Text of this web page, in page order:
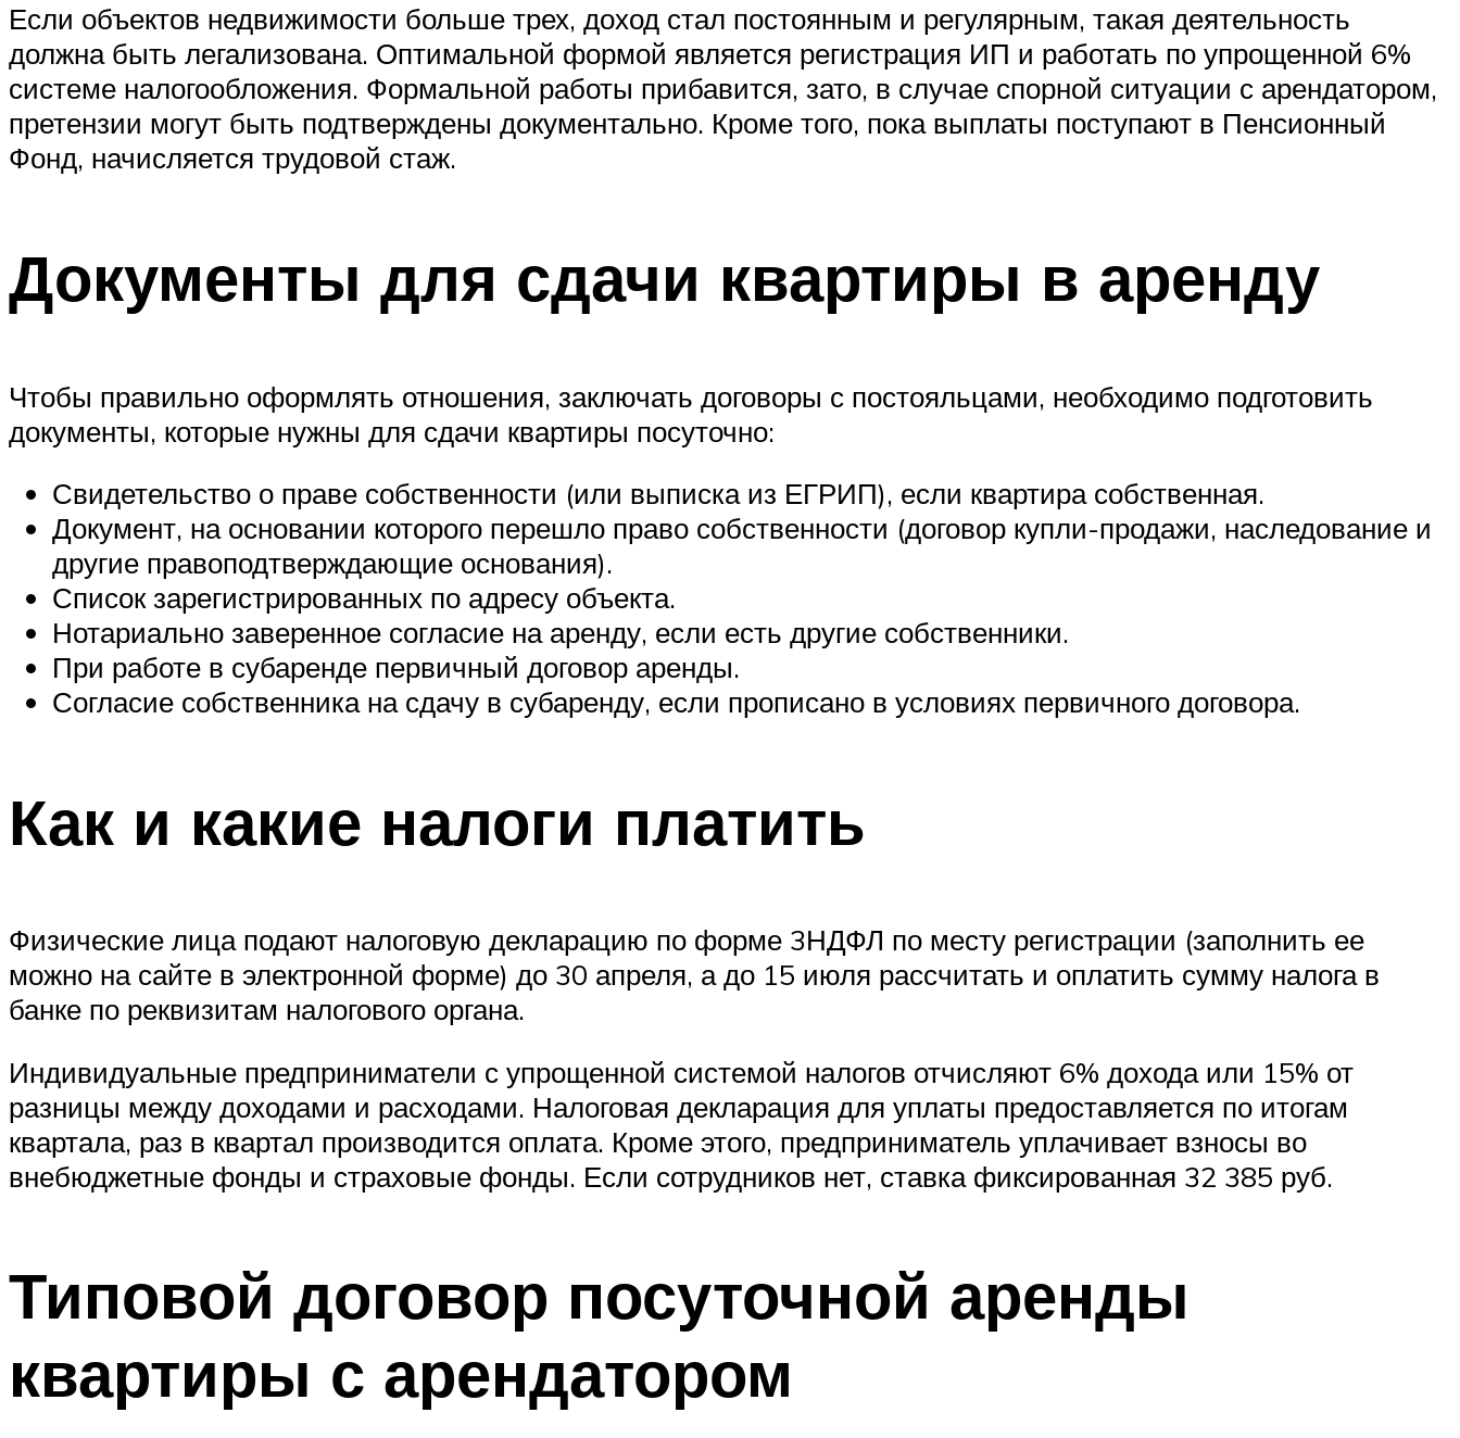
Если объектов недвижимости больше трех, доход стал постоянным и регулярным, такая деятельность
должна быть легализована. Оптимальной формой является регистрация ИП и работать по упрощенной 6%
системе налогообложения. Формальной работы прибавится, зато, в случае спорной ситуации с арендатором,
претензии могут быть подтверждены документально. Кроме того, пока выплаты поступают в Пенсионный
Фонд, начисляется трудовой стаж.
Документы для сдачи квартиры в аренду
Чтобы правильно оформлять отношения, заключать договоры с постояльцами, необходимо подготовить
документы, которые нужны для сдачи квартиры посуточно:
Свидетельство о праве собственности (или выписка из ЕГРИП), если квартира собственная.
Документ, на основании которого перешло право собственности (договор купли-продажи, наследование и
другие правоподтверждающие основания).
Список зарегистрированных по адресу объекта.
Нотариально заверенное согласие на аренду, если есть другие собственники.
При работе в субаренде первичный договор аренды.
Согласие собственника на сдачу в субаренду, если прописано в условиях первичного договора.
Как и какие налоги платить
Физические лица подают налоговую декларацию по форме 3НДФЛ по месту регистрации (заполнить ее
можно на сайте в электронной форме) до 30 апреля, а до 15 июля рассчитать и оплатить сумму налога в
банке по реквизитам налогового органа.
Индивидуальные предприниматели с упрощенной системой налогов отчисляют 6% дохода или 15% от
разницы между доходами и расходами. Налоговая декларация для уплаты предоставляется по итогам
квартала, раз в квартал производится оплата. Кроме этого, предприниматель уплачивает взносы во
внебюджетные фонды и страховые фонды. Если сотрудников нет, ставка фиксированная 32 385 руб.
Типовой договор посуточной аренды
квартиры с арендатором